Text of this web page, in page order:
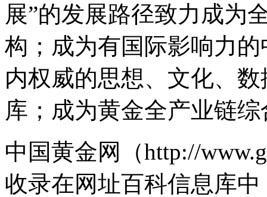
展”的发展路径致力成为
构；成为有国际影响力
内权威的思想、文化、
库；成为黄金全产业链
中国黄金网（http://
收录在网址百科信息库